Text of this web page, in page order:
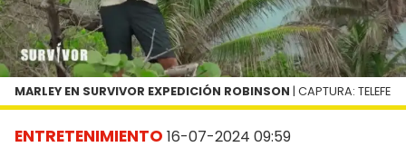
ENTRETENIMIENTO 16-07-2024 09:59
MARLEY EN SURVIVOR EXPEDICIÓN ROBINSON | CAPTURA: TELEFE